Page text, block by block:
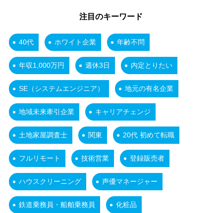
注目のキーワード
40代 ホワイト企業 年齢不問
年収1,000万円 週休3日 内定とりたい
SE（システムエンジニア） 地元の有名企業
地域未来牽引企業 キャリアチェンジ
土地家屋調査士 関東 20代 初めて転職
フルリモート 技術営業 登録販売者
ハウスクリーニング 声優マネージャー
鉄道乗務員・船舶乗務員 化粧品